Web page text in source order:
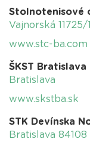
Stolnotenisové
Vajnorská
www.stc-ba.com
ŠKST Bratislava
Bratislava
www.skstba.sk
STK Devínska
Bratislava 84108